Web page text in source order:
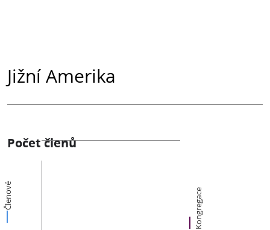
Jižní Amerika
Počet členů
Členové Kongregace